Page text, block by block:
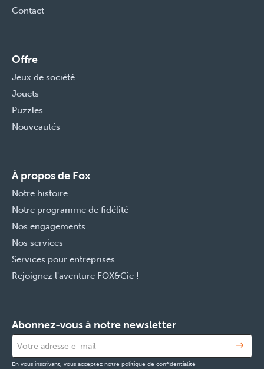
Contact
Offre
Jeux de société
Jouets
Puzzles
Nouveautés
À propos de Fox
Notre histoire
Notre programme de fidélité
Nos engagements
Nos services
Services pour entreprises
Rejoignez l'aventure FOX&Cie !
Abonnez-vous à notre newsletter
En vous inscrivant, vous acceptez notre politique de confidentialité